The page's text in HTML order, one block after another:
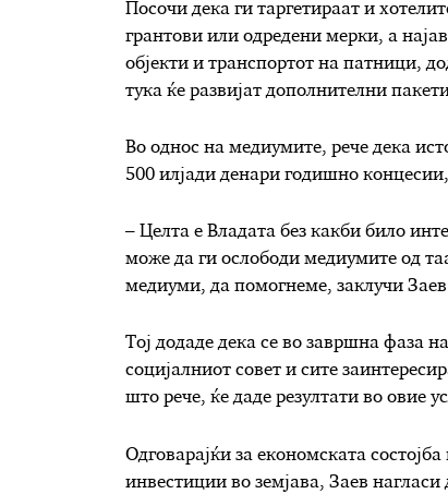
Посочи дека ги таргетираат и
грантови или одредени мерки, а
објекти и транспортот на патници,
тука ќе развијат дополнителни
Во однос на медиумите, рече дека
500 илјади денари годишно
– Целта е Владата без какби било
може да ги ослободи медиумите од
медиуми, да помогнеме, заклучи
Тој додаде дека се во завршна фаза
социјалниот совет и сите
што рече, ќе даде резултати во овие
Одговарајќи за економската
инвестиции во земјава, Заев